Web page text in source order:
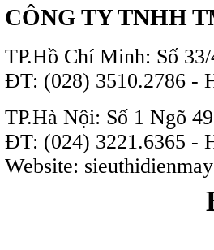
CÔNG TY TNHH
TP.Hồ Chí Minh: Số
ĐT: (028) 3510.2786 -
TP.Hà Nội: Số 1 Ngõ
ĐT: (024) 3221.6365 -
Website: